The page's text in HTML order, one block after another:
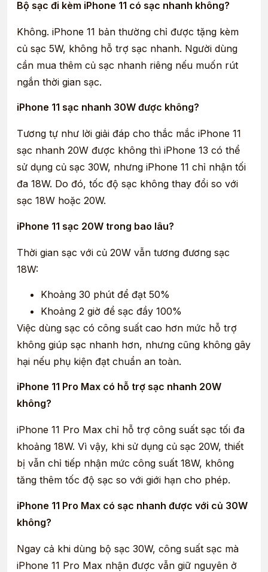
Bộ sạc đi kèm iPhone 11 có sạc nhanh không?
Không. iPhone 11 bản thường chỉ được tặng kèm
củ sạc 5W, không hỗ trợ sạc nhanh. Người dùng
cần mua thêm củ sạc nhanh riêng nếu muốn rút
ngắn thời gian sạc.
iPhone 11 sạc nhanh 30W được không?
Tương tự như lời giải đáp cho thắc mắc iPhone 11
sạc nhanh 20W được không thì iPhone 13 có thể
sử dụng củ sạc 30W, nhưng iPhone 11 chỉ nhận tối
đa 18W. Do đó, tốc độ sạc không thay đổi so với
sạc 18W hoặc 20W.
iPhone 11 sạc 20W trong bao lâu?
Thời gian sạc với củ 20W vẫn tương đương sạc
18W:
Khoảng 30 phút để đạt 50%
Khoảng 2 giờ để sạc đầy 100%
Việc dùng sạc có công suất cao hơn mức hỗ trợ
không giúp sạc nhanh hơn, nhưng cũng không gây
hại nếu phụ kiện đạt chuẩn an toàn.
iPhone 11 Pro Max có hỗ trợ sạc nhanh 20W
không?
iPhone 11 Pro Max chỉ hỗ trợ công suất sạc tối đa
khoảng 18W. Vì vậy, khi sử dụng củ sạc 20W, thiết
bị vẫn chỉ tiếp nhận mức công suất 18W, không
tăng thêm tốc độ sạc so với giới hạn cho phép.
iPhone 11 Pro Max có sạc nhanh được với củ 30W
không?
Ngay cả khi dùng bộ sạc 30W, công suất sạc mà
iPhone 11 Pro Max nhận được vẫn giữ nguyên ở